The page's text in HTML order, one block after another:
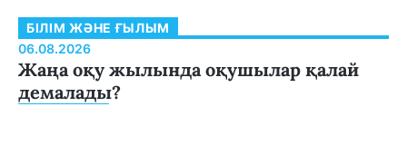
БІЛІМ ЖӘНЕ ҒЫЛЫМ
06.08.2026
Жаңа оқу жылында оқушылар қалай
демалады?